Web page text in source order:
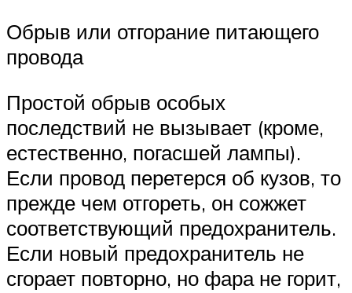
Обрыв или отгорание питающего
провода
Простой обрыв особых
последствий не вызывает (кроме,
естественно, погасшей лампы).
Если провод перетерся об кузов, то
прежде чем отгореть, он сожжет
соответствующий предохранитель.
Если новый предохранитель не
сгорает повторно, но фара не горит,